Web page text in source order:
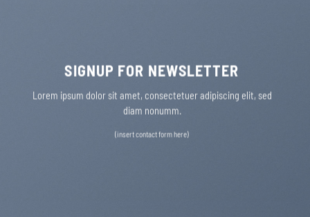
SIGNUP FOR NEWSLETTER
Lorem ipsum dolor sit amet, consectetuer adipiscing elit, sed
diam nonumm.
(insert contact form here)